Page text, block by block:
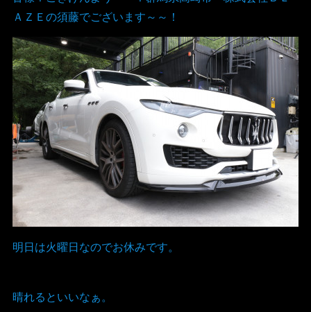
ＡＺＥの須藤でございます～～！
明日は火曜日なのでお休みです。
晴れるといいなぁ。